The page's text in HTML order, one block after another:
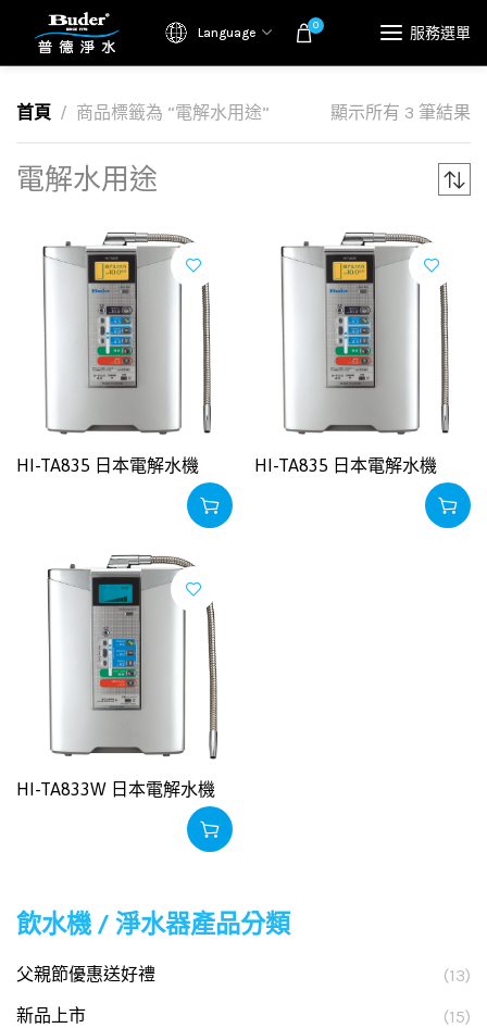
Language 0 服務選單
首頁 商品標籤為 “電解水用途” 顯示所有 3 筆結果
飲水機 / 淨水器產品分類
父親節優惠送好禮
(13)
新品上市
(15)
電解水用途
HI-TA835 日本電解水機 HI-TA835 日本電解水機
HI-TA833W 日本電解水機